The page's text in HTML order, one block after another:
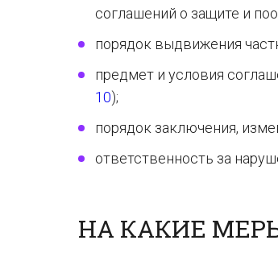
соглашений о защите и
порядок выдвижения
предмет и условия
10);
порядок заключения,
ответственность за
НА КАКИЕ